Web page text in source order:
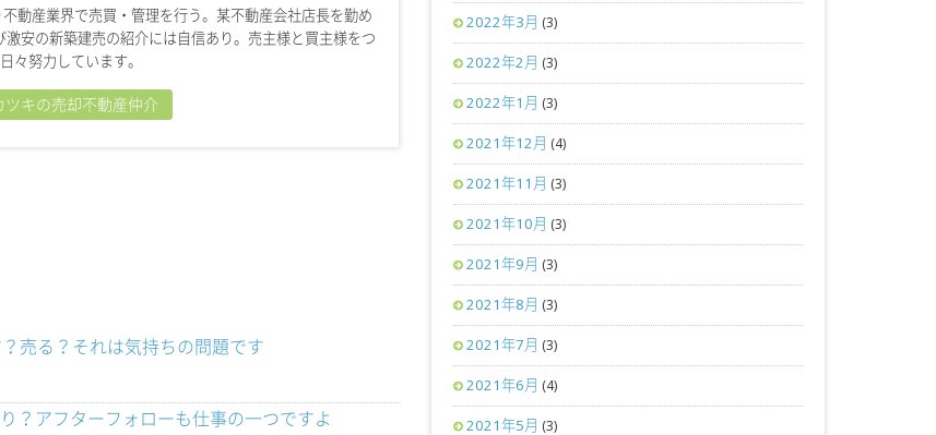
動産業界で売買・管理を行う。某不動産会社店長を勤め
安の新築建売の紹介には自信あり。売主様と買主様をつ
々努力しています。
ツキの売却不動産仲介
売る？それは気持ちの問題です
？アフターフォローも仕事の一つですよ
2022年3月 (3)
2022年2月 (3)
2022年1月 (3)
2021年12月 (4)
2021年11月 (3)
2021年10月 (3)
2021年9月 (3)
2021年8月 (3)
2021年7月 (3)
2021年6月 (4)
2021年5月 (3)